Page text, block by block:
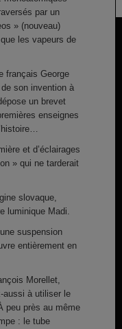
par un
» (nouveau)
les vapeurs de
français George
son invention à
un brevet
enseignes
et d’éclairages
» qui ne tarderait
slovaque,
luminique Madi.
suspension
entièrement en
Morellet,
aussi à utiliser le
peu près au même
: le tube